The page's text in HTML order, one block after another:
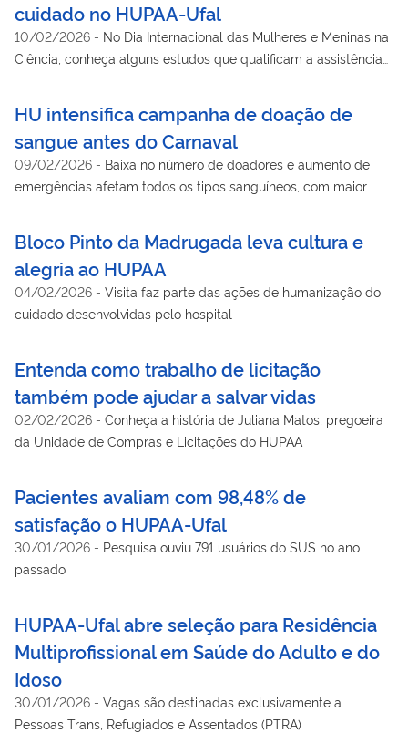
cuidado no HUPAA-Ufal
10/02/2026 - No Dia Internacional das Mulheres e Meninas na
Ciência, conheça alguns estudos que qualificam a assistência
HU intensifica campanha de doação de
sangue antes do Carnaval
09/02/2026 - Baixa no número de doadores e aumento de
emergências afetam todos os tipos sanguíneos, com maior
Bloco Pinto da Madrugada leva cultura e
alegria ao HUPAA
04/02/2026 - Visita faz parte das ações de humanização do
cuidado desenvolvidas pelo hospital
Entenda como trabalho de licitação
também pode ajudar a salvar vidas
02/02/2026 - Conheça a história de Juliana Matos, pregoeira
da Unidade de Compras e Licitações do HUPAA
Pacientes avaliam com 98,48% de
satisfação o HUPAA-Ufal
30/01/2026 - Pesquisa ouviu 791 usuários do SUS no ano
passado
HUPAA-Ufal abre seleção para Residência
Multiprofissional em Saúde do Adulto e do
Idoso
30/01/2026 - Vagas são destinadas exclusivamente a
Pessoas Trans, Refugiados e Assentados (PTRA)